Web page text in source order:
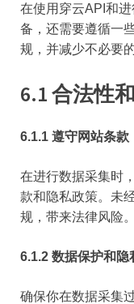
在使用穿云API和
备，还需要遵循一
规，并减少不必要
6.1 合法性
6.1.1 遵守网站条款
在进行数据采集时
款和隐私政策。未
规，带来法律风险。
6.1.2 数据保护和隐
确保你在数据采集